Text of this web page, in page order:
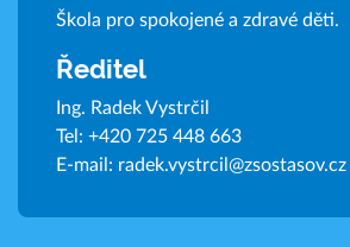
Škola pro spokojené a zdravé děti.
Ředitel
Ing. Radek Vystrčil
Tel: +420 725 448 663
E-mail: radek.vystrcil@zsostasov.cz